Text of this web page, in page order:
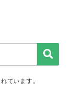
ています。